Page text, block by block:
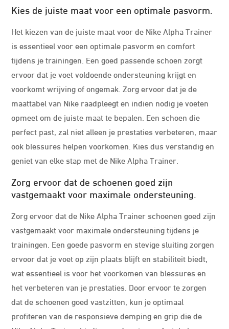
Kies de juiste maat voor een optimale pasvorm.
Het kiezen van de juiste maat voor de Nike Alpha Trainer
is essentieel voor een optimale pasvorm en comfort
tijdens je trainingen. Een goed passende schoen zorgt
ervoor dat je voet voldoende ondersteuning krijgt en
voorkomt wrijving of ongemak. Zorg ervoor dat je de
maattabel van Nike raadpleegt en indien nodig je voeten
opmeet om de juiste maat te bepalen. Een schoen die
perfect past, zal niet alleen je prestaties verbeteren, maar
ook blessures helpen voorkomen. Kies dus verstandig en
geniet van elke stap met de Nike Alpha Trainer.
Zorg ervoor dat de schoenen goed zijn
vastgemaakt voor maximale ondersteuning.
Zorg ervoor dat de Nike Alpha Trainer schoenen goed zijn
vastgemaakt voor maximale ondersteuning tijdens je
trainingen. Een goede pasvorm en stevige sluiting zorgen
ervoor dat je voet op zijn plaats blijft en stabiliteit biedt,
wat essentieel is voor het voorkomen van blessures en
het verbeteren van je prestaties. Door ervoor te zorgen
dat de schoenen goed vastzitten, kun je optimaal
profiteren van de responsieve demping en grip die de